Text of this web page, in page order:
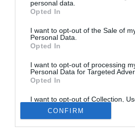
personal data.
Opted In
I want to opt-out of the Sale of
Personal Data.
Opted In
I want to opt-out of processing
Personal Data for Targeted
Opted In
I want to opt-out of Collection,
Retention, Sale, and/or Sharing
Personal Data that Is Unrelated
Purposes for which it was
Opted Out
CONFIRM
© foto di www.imagephotoagency.it
Arrivato a gennaio e subito titolare,
portiere delGenoafino al 2029. Al
infatti, i rossoblù si erano garantiti
il contratto dell'olandese di tre anni.
ha deciso di esercitare,